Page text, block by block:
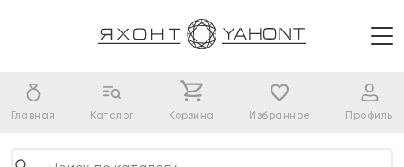
Главная Каталог Корзина Избранное Профиль